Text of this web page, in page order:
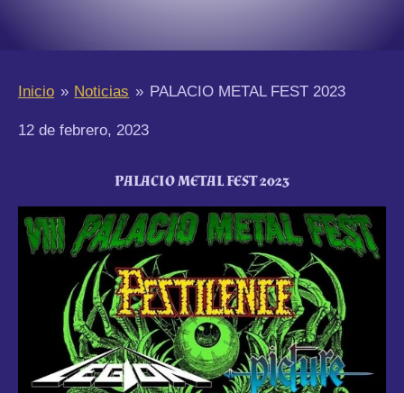
Inicio » Noticias » PALACIO METAL FEST 2023
12 de febrero, 2023
PALACIO METAL FEST 2023